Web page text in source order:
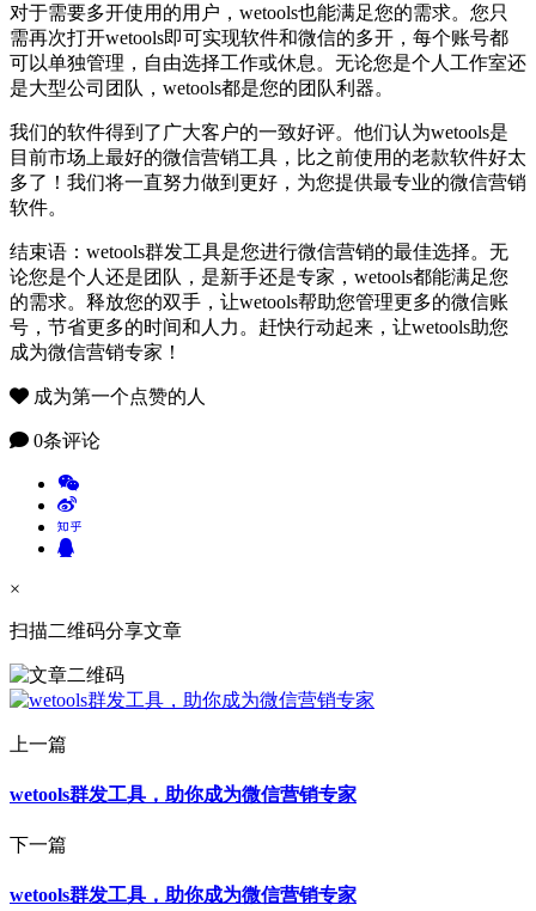
对于需要多开使用的用户，wetools也能满足您的需求。您只
需再次打开wetools即可实现软件和微信的多开，每个账号都
可以单独管理，自由选择工作或休息。无论您是个人工作室还
是大型公司团队，wetools都是您的团队利器。
我们的软件得到了广大客户的一致好评。他们认为wetools是
目前市场上最好的微信营销工具，比之前使用的老款软件好太
多了！我们将一直努力做到更好，为您提供最专业的微信营销
软件。
结束语：wetools群发工具是您进行微信营销的最佳选择。无
论您是个人还是团队，是新手还是专家，wetools都能满足您
的需求。释放您的双手，让wetools帮助您管理更多的微信账
号，节省更多的时间和人力。赶快行动起来，让wetools助您
成为微信营销专家！
成为第一个点赞的人
0条评论
×
扫描二维码分享文章
上一篇
wetools群发工具，助你成为微信营销专家
下一篇
wetools群发工具，助你成为微信营销专家